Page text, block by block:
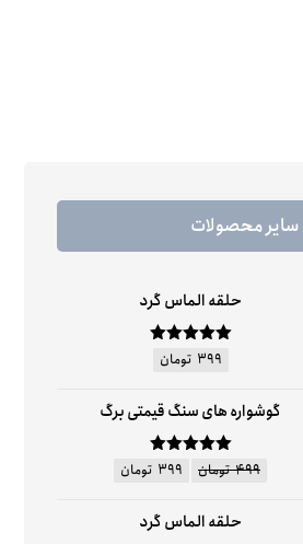
سایر محصولات
حلقه الماس گرد
امتیاز
از
۳۹۹ تومان
گوشواره های سنگ قیمتی برگ
امتیاز ۵از
۴۹۹ تومان ۳۹۹ تومان
حلقه الماس گرد